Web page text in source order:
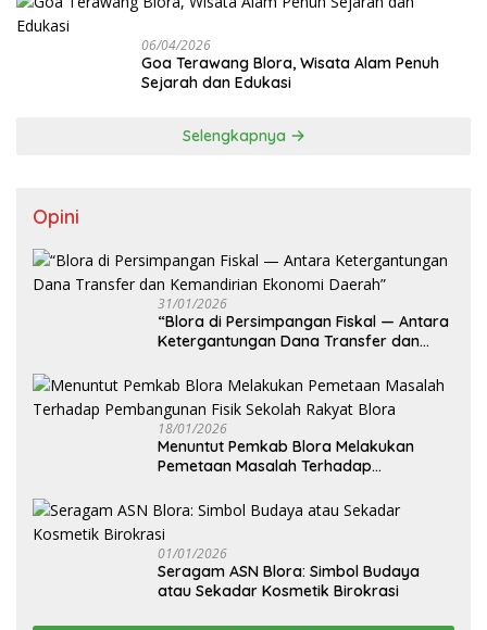
06/04/2026
Goa Terawang Blora, Wisata Alam Penuh
Sejarah dan Edukasi
Selengkapnya
Opini
31/01/2026
‎“Blora di Persimpangan Fiskal — Antara
Ketergantungan Dana Transfer dan
18/01/2026
‎Menuntut Pemkab Blora Melakukan
Pemetaan Masalah Terhadap
Blora
01/01/2026
‎Seragam ASN Blora: Simbol Budaya
atau Sekadar Kosmetik Birokrasi